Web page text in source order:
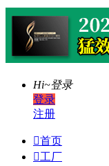
Hi~登录
登录
注册
首页
工厂